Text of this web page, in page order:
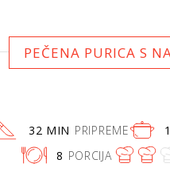
PEČENA PURICA S
32 MIN PRIPREME
8 PORCIJA